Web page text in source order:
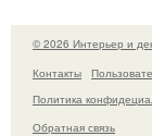
© 2026 Интерьер и
Контакты
Политика
Обратная связь